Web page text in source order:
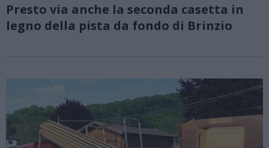
Presto via anche la seconda casetta in
legno della pista da fondo di Brinzio